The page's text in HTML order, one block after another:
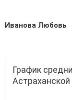
Иванова Любовь
График
Астраханской